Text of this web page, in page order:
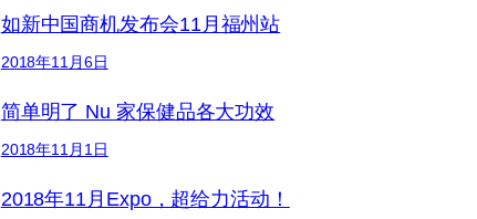
如新中国商机发布会11月福州站
2018年11月6日
简单明了 Nu 家保健品各大功效
2018年11月1日
2018年11月Expo，超给力活动！